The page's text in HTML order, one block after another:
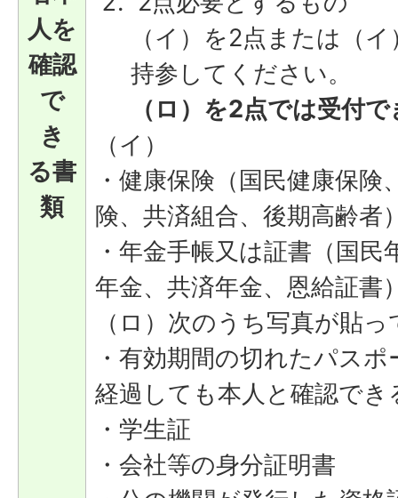
人を
確認
で
き
る書
類
（イ）を2点または（
持参してください。
（ロ）を2点では受付
（イ）
・健康保険（国民健康保険
険、共済組合、後期高齢者
・年金手帳又は証書（国
年金、共済年金、恩給証書
（ロ）次のうち写真が貼
・有効期間の切れたパス
経過しても本人と確認でき
・学生証
・会社等の身分証明書